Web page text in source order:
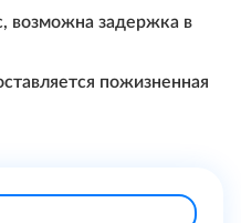
возможна задержка в
пожизненная